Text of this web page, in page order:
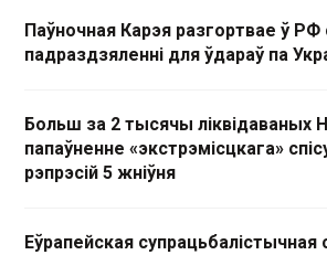
Паўночная Карэя разгортвае ў
падраздзяленні для ўдараў па
Больш за 2 тысячы ліквідаваных
папаўненне «экстрэмісцкага»
рэпрэсій 5 жніўня
Еўрапейская